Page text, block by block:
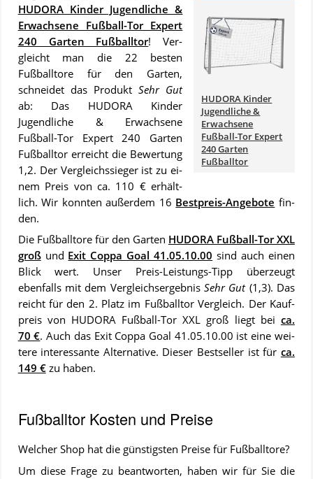
HUDORA Kinder
Jugendliche &
Erwachsene
Fußball-Tor Expert
240 Garten
Fußballtor
HUDORA Kinder Jugendliche &
Erwachsene Fußball-Tor Expert
240 Garten Fußballtor! Ver­
gleicht man die 22 bes­ten
Fußballtore für den Garten,
schnei­det das Pro­duktSehr Gut
ab: Das HUDORA Kinder
Jugendliche & Erwachsene
Fußball-Tor Expert 240 Garten
Fußballtor er­reicht die Be­wer­tung
1,2. Der Ver­gleichs­sie­ger ist zu ei­
nem Preis von ca. 110 € er­hält­
lich. Wir konn­ten au­ßer­dem 16 Best­preis-An­ge­bo­te fin­
den.
Die Fußballtore für den Garten HUDORA Fußball-Tor XXL
großund Exit Coppa Goal 41.05.10.00 sind auch ei­nen
Blick wert. Un­ser Preis-Leis­tungs-Tipp über­zeugt
ebenfalls mit dem Ver­gleich­s­er­geb­nis Sehr Gut(1,3). Das
reicht für den 2. Platz im Fußballtor Vergleich. Der Kauf­
preis von HUDORA Fußball-Tor XXL groß liegt bei ca.
70 €. Auch das Exit Coppa Goal 41.05.10.00 ist eine wei­
te­re in­ter­es­san­te Al­ter­na­ti­ve. Dieser Bestseller ist für ca.
149 €zu ha­ben.
Fußballtor Kosten und Preise
Welcher Shop hat die günstigsten Preise für Fußballtore?
Um diese Frage zu beantworten, haben wir für Sie die